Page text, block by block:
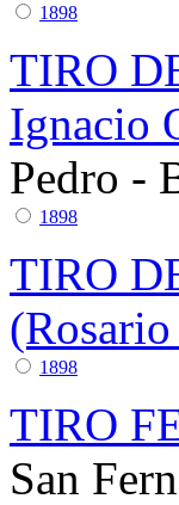
1898
TIRO
Ignacio
Pedro -
1898
TIRO
1898
TIRO
San